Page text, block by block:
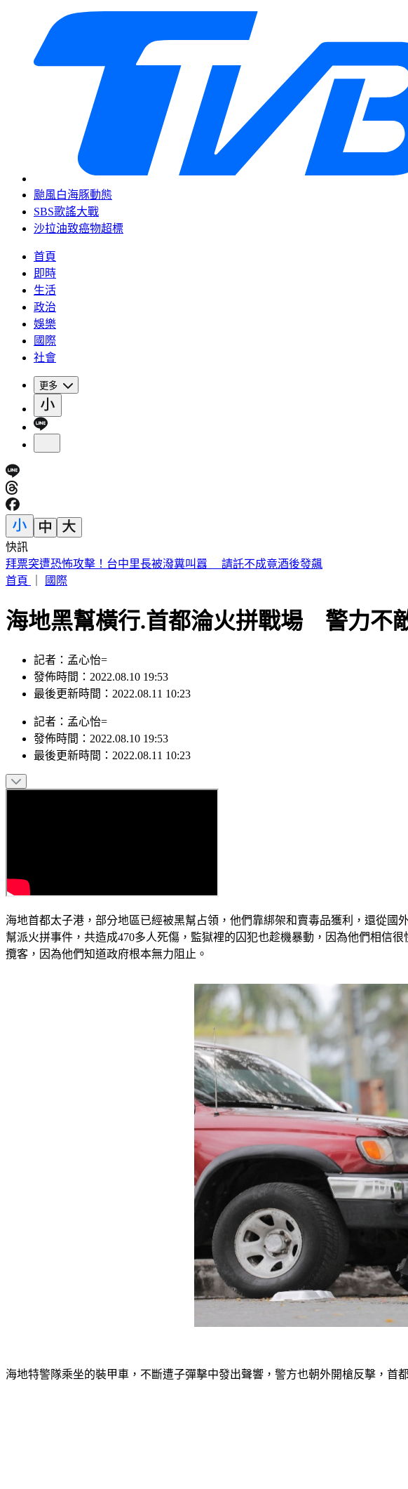
颱風白海豚動態
SBS歌謠大戰
沙拉油致癌物超標
首頁
即時
生活
政治
娛樂
國際
社會
更多
快訊
拜票突遭恐怖攻擊！台中里長被潑糞叫囂 請託不成竟酒後發飆
首頁
國際
海地黑幫橫行.首都淪火拼戰場 警力不
記者：孟心怡=
發佈時間：2022.08.10 19:53
最後更新時間：2022.08.11 10:23
記者 ： 孟心怡=
發佈時間： 2022.08.10 19:53
最後更新時間： 2022.08.11 10:23
海地首都太子港，部分地區已經被黑幫占領，他們靠綁架和賣毒品獲利，還從
幫派火拼事件，共造成470多人死傷，監獄裡的囚犯也趁機暴動，因為他們相信
攬客，因為他們知道政府根本無力阻止。
海地特警隊乘坐的裝甲車，不斷遭子彈擊中發出聲響，警方也朝外開槍反擊，首